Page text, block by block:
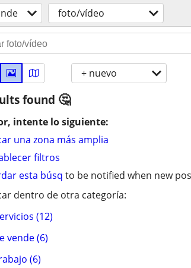
foto/vídeo
+ nuevo
found
intente lo siguiente:
una zona más amplia
filtros
esta búsq to be notified when new
dentro de otra categoría:
(12)
vende (6)
(6)